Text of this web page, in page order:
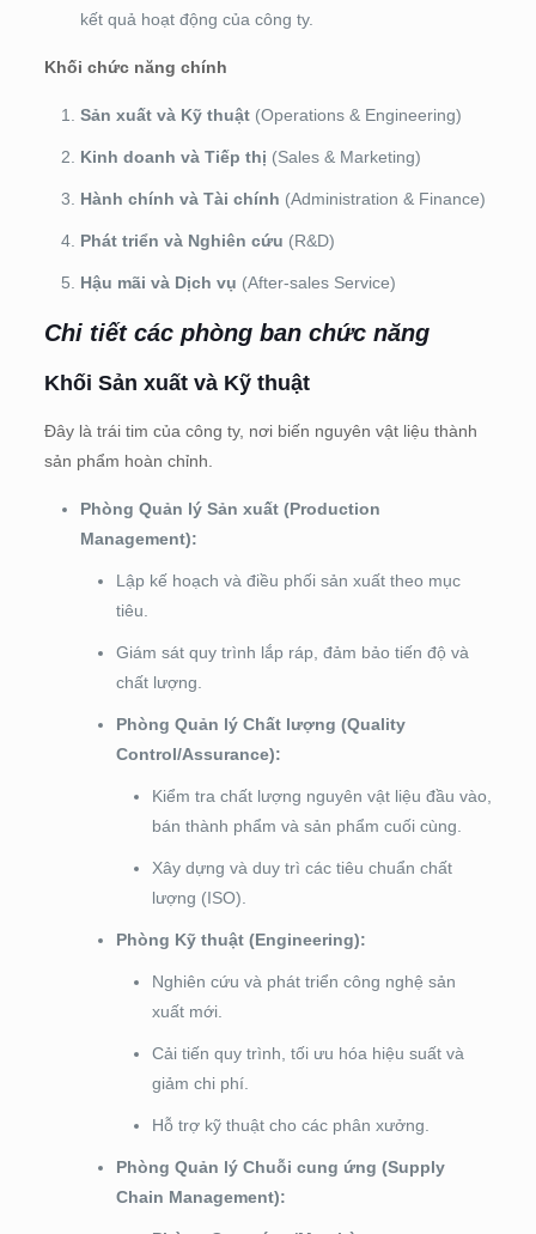
kết quả hoạt động của công ty.
Khối chức năng chính
Sản xuất và Kỹ thuật(Operations & Engineering)
Kinh doanh và Tiếp thị (Sales & Marketing)
Hành chính và Tài chính (Administration & Finance)
Phát triển và Nghiên cứu (R&D)
Hậu mãi và Dịch vụ (After-sales Service)
Chi tiết các phòng ban chức năng
Khối Sản xuất và Kỹ thuật
Đây là trái tim của công ty, nơi biến nguyên vật liệu thành
sản phẩm hoàn chỉnh.
Phòng Quản lý Sản xuất (Production
Management):
Lập kế hoạch và điều phối sản xuất theo mục
tiêu.
Giám sát quy trình lắp ráp, đảm bảo tiến độ và
chất lượng.
Phòng Quản lý Chất lượng (Quality
Control/Assurance):
Kiểm tra chất lượng nguyên vật liệu đầu vào,
bán thành phẩm và sản phẩm cuối cùng.
Xây dựng và duy trì các tiêu chuẩn chất
lượng (ISO).
Phòng Kỹ thuật (Engineering):
Nghiên cứu và phát triển công nghệ sản
xuất mới.
Cải tiến quy trình, tối ưu hóa hiệu suất và
giảm chi phí.
Hỗ trợ kỹ thuật cho các phân xưởng.
Phòng Quản lý Chuỗi cung ứng (Supply
Chain Management):